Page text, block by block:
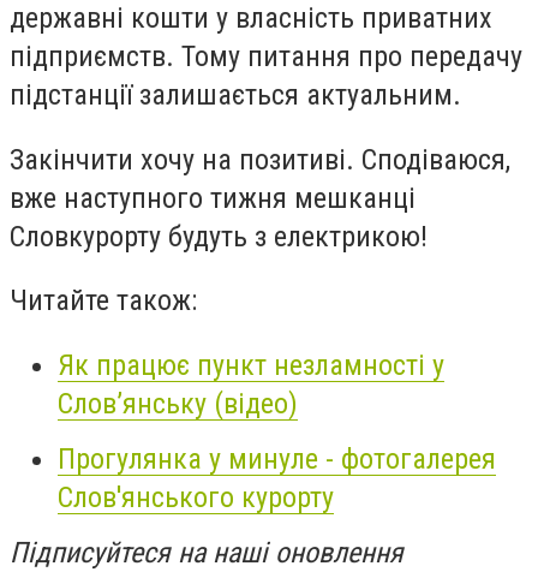
державні кошти у власність приватних
підприємств. Тому питання про передачу
підстанції залишається актуальним.
Закінчити хочу на позитиві. Сподіваюся,
вже наступного тижня мешканці
Словкурорту будуть з електрикою!
Читайте також:
Як працює пункт незламності у
Слов’янську (відео)
Прогулянка у минуле - фотогалерея
Слов'янського курорту
Підписуйтеся на наші оновлення